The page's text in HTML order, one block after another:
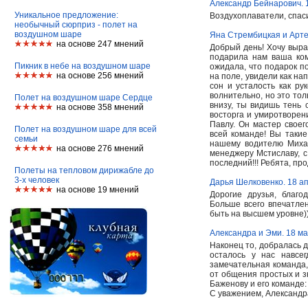
Уникальное предложение:
необычный сюрприз - полет на
воздушном шаре
на основе 247 мнений
Пикник в небе на воздушном шаре
на основе 256 мнений
Полет на воздушном шаре Сердце
на основе 358 мнений
Полет на воздушном шаре для всей
семьи
на основе 276 мнений
Полеты на тепловом дирижабле до
3-х человек
на основе 19 мнений
Александр Бейнарович.
Воздухоплаватели,
Яна Стрембицкая и
Добрый день! Хочу
подарила нам ваша
ожидала, что подарок
на поле, увидели как
сон и усталость как
волнительно, но это
внизу, ты видишь тень
восторга и
Павлу. Он мастер
всей команде! Вы
нашему водителю
менеджеру Мстиславу,
последний!!! Ребята,
Дарья Шелковенко. 18
Дорогие друзья,
Больше всего
быть на высшем
Александра и Эми. 18
Наконец то, добралась
осталось у нас
замечательная
от общения простых и
Баженову и его
С уважением,